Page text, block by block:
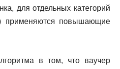
для отдельных категорий
применяются повышающие
в том, что ваучер